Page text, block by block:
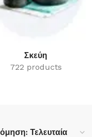
Σκεύη
722 products